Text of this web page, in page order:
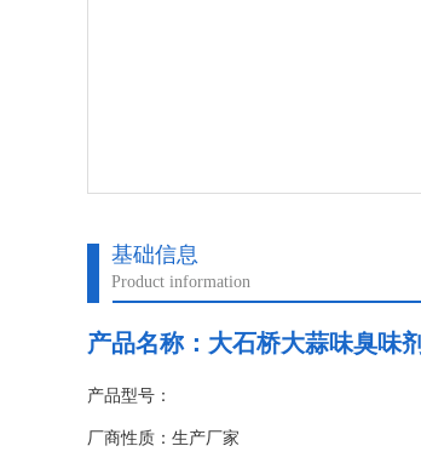
基础信息
Product information
产品名称： 大石桥大蒜味臭味
产品型号：
厂商性质：生产厂家